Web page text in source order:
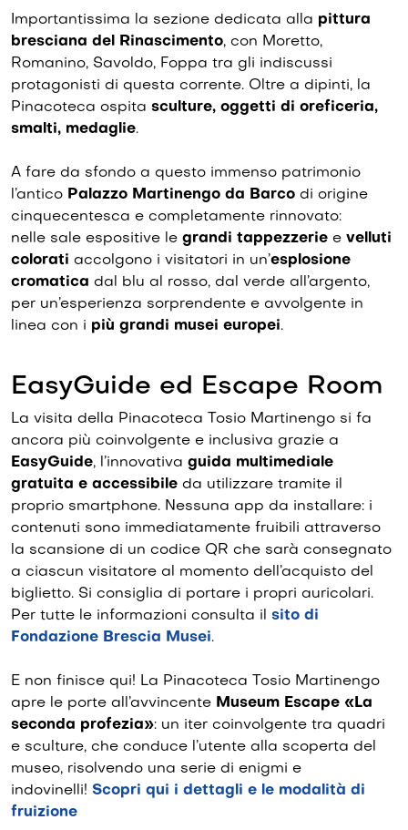
Importantissima la sezione dedicata alla pittura
bresciana del Rinascimento, con Moretto,
Romanino, Savoldo, Foppa tra gli indiscussi
protagonisti di questa corrente. Oltre a dipinti, la
Pinacoteca ospita sculture, oggetti di oreficeria,
smalti, medaglie.
A fare da sfondo a questo immenso patrimonio
l’antico Palazzo Martinengo da Barco di origine
cinquecentesca e completamente rinnovato:
nelle sale espositive le grandi tappezzerie e velluti
colorati accolgono i visitatori in un’esplosione
cromatica dal blu al rosso, dal verde all’argento,
per un’esperienza sorprendente e avvolgente in
linea con i più grandi musei europei.
EasyGuide ed Escape Room
La visita della Pinacoteca Tosio Martinengo si fa
ancora più coinvolgente e inclusiva grazie a
EasyGuide, l’innovativa guida multimediale
gratuita e accessibile da utilizzare tramite il
proprio smartphone. Nessuna app da installare: i
contenuti sono immediatamente fruibili attraverso
la scansione di un codice QR che sarà consegnato
a ciascun visitatore al momento dell’acquisto del
biglietto. Si consiglia di portare i propri auricolari.
Per tutte le informazioni consulta il sito di
Fondazione Brescia Musei.
E non finisce qui! La Pinacoteca Tosio Martinengo
apre le porte all’avvincente Museum Escape «La
seconda profezia»: un iter coinvolgente tra quadri
e sculture, che conduce l’utente alla scoperta del
museo, risolvendo una serie di enigmi e
indovinelli! Scopri qui i dettagli e le modalità di
fruizione